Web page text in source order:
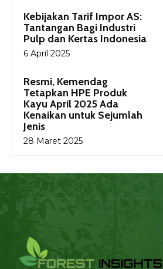
Kebijakan Tarif Impor AS:
Tantangan Bagi Industri
Pulp dan Kertas Indonesia
6 April 2025
Resmi, Kemendag
Tetapkan HPE Produk
Kayu April 2025 Ada
Kenaikan untuk Sejumlah
Jenis
28 Maret 2025